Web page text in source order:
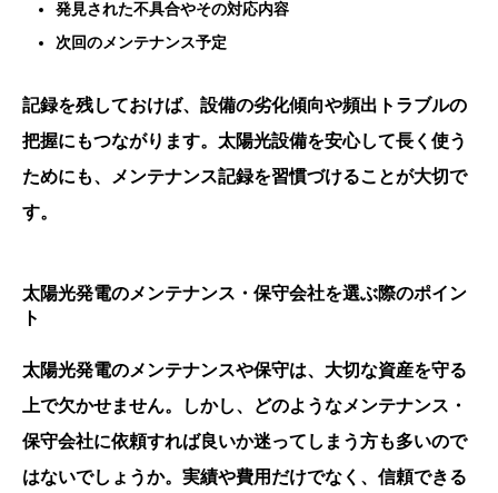
発見された不具合やその対応内容
次回のメンテナンス予定
記録を残しておけば、設備の劣化傾向や頻出トラブルの
把握にもつながります。太陽光設備を安心して長く使う
ためにも、メンテナンス記録を習慣づけることが大切で
す。
太陽光発電のメンテナンス・保守会社を選ぶ際のポイン
ト
太陽光発電のメンテナンスや保守は、大切な資産を守る
上で欠かせません。しかし、どのようなメンテナンス・
保守会社に依頼すれば良いか迷ってしまう方も多いので
はないでしょうか。実績や費用だけでなく、信頼できる